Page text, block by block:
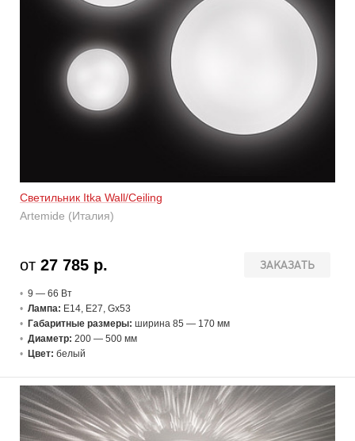
Светильник Itka Wall/Ceiling
Artemide (Италия)
ЗАКАЗАТЬ
от 27 785 р.
9 — 66 Вт
Лампа: E14, E27, Gx53
Габаритные размеры: ширина 85 — 170 мм
Диаметр: 200 — 500 мм
Цвет: белый